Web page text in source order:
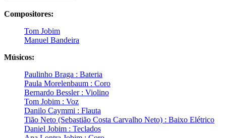
Compositores:
Tom Jobim
Manuel Bandeira
Músicos:
Paulinho Braga : Bateria
Paula Morelenbaum : Coro
Bernardo Bessler : Violino
Tom Jobim : Voz
Danilo Caymmi : Flauta
Tião Neto (Sebastião Costa Carvalho Neto) : Baixo Elétrico
Daniel Jobim : Teclados